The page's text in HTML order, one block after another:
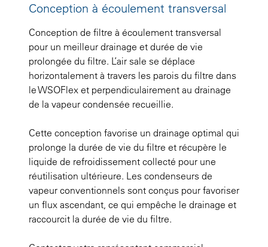
Conception à écoulement transversal
Conception de filtre à écoulement transversal
pour un meilleur drainage et durée de vie
prolongée du filtre. L’air sale se déplace
horizontalement à travers les parois du filtre dans
le WSOFlex et perpendiculairement au drainage
de la vapeur condensée recueillie.
Cette conception favorise un drainage optimal qui
prolonge la durée de vie du filtre et récupère le
liquide de refroidissement collecté pour une
réutilisation ultérieure. Les condenseurs de
vapeur conventionnels sont conçus pour favoriser
un flux ascendant, ce qui empêche le drainage et
raccourcit la durée de vie du filtre.